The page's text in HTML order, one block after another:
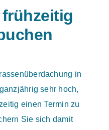
in
sehr hoch,
einen Termin zu
Sie sich damit